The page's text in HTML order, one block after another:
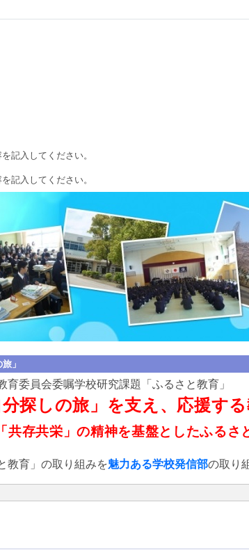
記入してください。
記入してください。
」
育委員会委嘱学校研究課題「ふるさと教育」
探しの旅」を支え、応援す
共存共栄」の精神を基盤としたふるさ
教育」の取り組みを魅力ある学校発信部の取り